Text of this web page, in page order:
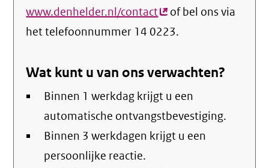
www.denhelder.nl/contact(externe
link)
of bel ons via
het telefoonnummer 14 0223.
Wat kunt u van ons verwachten?
Binnen 1 werkdag krijgt u een
automatische ontvangstbevestiging.
Binnen 3 werkdagen krijgt u een
persoonlijke reactie.